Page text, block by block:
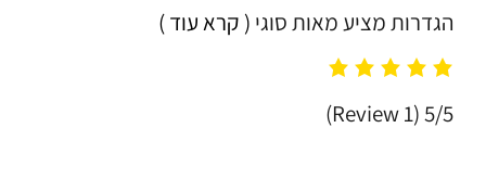
הגדרות מציע מאות סוגי ( קרא עוד )
5/5
(1 Review)